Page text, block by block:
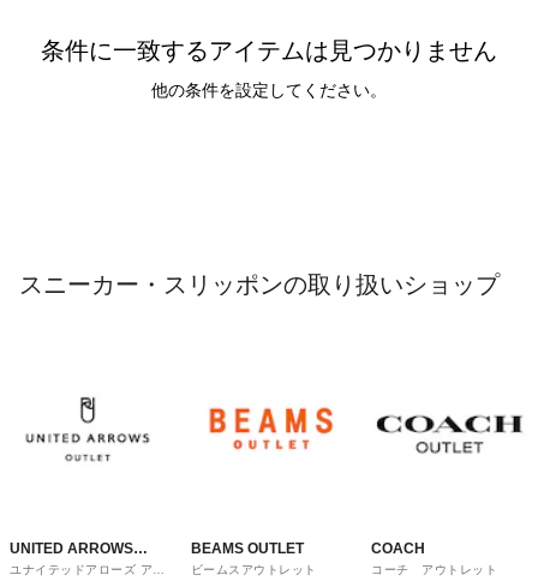
条件に一致するアイテムは見つかりません
他の条件を設定してください。
スニーカー・スリッポンの取り扱いショップ
UNITED ARROWS
OUTLET
ユナイテッドアローズ アウ
BEAMS OUTLET
ビームスアウトレット
COACH
コーチ アウトレット